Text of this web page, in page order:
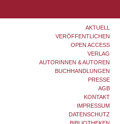
AKTUELL
VERÖFFENTLICHEN
OPEN ACCESS
VERLAG
AUTORINNEN & AUTOREN
BUCHHANDLUNGEN
PRESSE
AGB
KONTAKT
IMPRESSUM
DATENSCHUTZ